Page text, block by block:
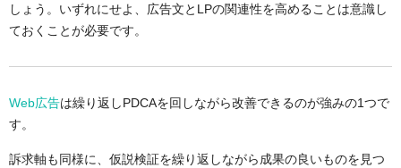
しょう。いずれにせよ、広告文とLPの関連性を高めることは意識し
ておくことが必要です。
Web広告は繰り返しPDCAを回しながら改善できるのが強みの1つで
す。
訴求軸も同様に、仮説検証を繰り返しながら成果の良いものを見つ